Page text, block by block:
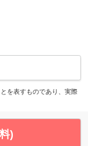
を表すものであり、実際
)